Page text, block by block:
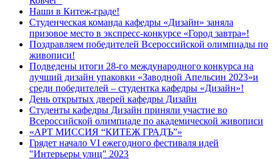
Наши в Китеж-граде!
Студенческая команда кафедры «Дизайн» заняла
призовое место в экспресс-конкурсе «Город завтра»!
Поздравляем победителей Всероссийской олимпиады по
живописи!
Подведены итоги 28-го международного конкурса на
лучший дизайн упаковки «Заводной Апельсин 2023»и
среди победителей – студентка кафедры «Дизайн»!
День открытых дверей кафедры Дизайн
Студенты кафедры Дизайн приняли участие во
Всероссийской олимпиаде по академической живописи
«АРТ МИССИЯ “КИТЕЖ ГРАДЪ”»
Грядет начало VI ежегодного фестиваля идей
"Интерьеры улиц" 2023